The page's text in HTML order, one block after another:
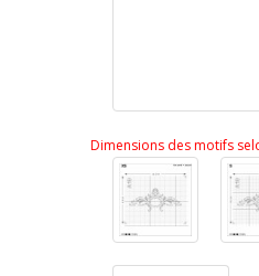
Dimensions des motifs